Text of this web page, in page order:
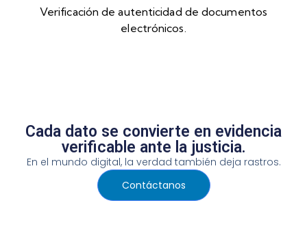
Verificación de autenticidad de documentos
electrónicos.
Cada dato se convierte en evidencia
verificable ante la justicia.
En el mundo digital, la verdad también deja rastros.
Contáctanos